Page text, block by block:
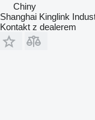
Chiny
Shanghai Kinglink
Kontakt z dealerem